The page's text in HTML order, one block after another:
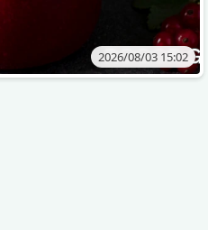
2026/08/03 15:02